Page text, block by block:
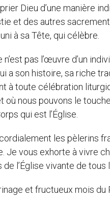
Dieu d’une manière
et des autres
à sa Tête, qui célèbre.
n’est pas l’œuvre d’un
a son histoire, sa riche
à toute célébration
où nous pouvons le
qui est l’Église.
les pèlerins
Je vous exhorte à vivre
de l’Église vivante de
et fructueux mois du